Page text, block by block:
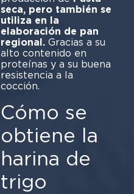
seca, pero también se
utiliza en la
elaboración de pan
regional.Gracias a su
alto contenido en
proteínas y a su buena
resistencia a la
cocción.
Cómo se
obtiene la
harina de
trigo